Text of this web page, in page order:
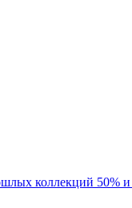
коллекций 50%